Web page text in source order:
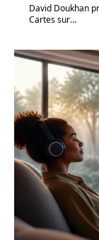
David Doukhan
Cartes sur…